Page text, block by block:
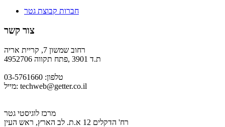
חברות קבוצת גטר
צור קשר
רחוב שמשון 7, קריית אריה
ת.ד 3901 ,פתח תקווה 4952706
טלפון: 03-5761660
מייל: techweb@getter.co.il
מרכז לוגיסטי גטר
רח' הדקלים 12 א.ת. לב הארץ, ראש העין